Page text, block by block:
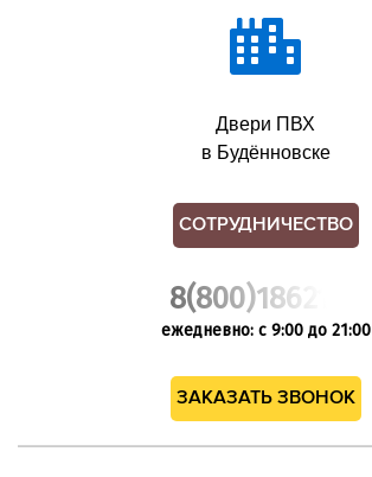
Двери ПВХ
в Будённовске
СОТРУДНИЧЕСТВО
8(800)1862102
ежедневно: с 9:00 до 21:00
ЗАКАЗАТЬ ЗВОНОК